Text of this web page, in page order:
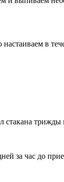
в
стакана трижды
за час до